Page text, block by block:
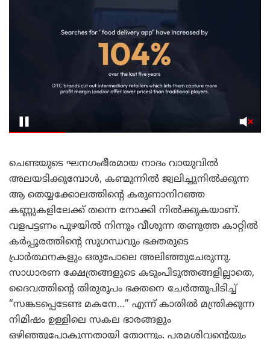
ചെണ്ടയുടെ ഘനഗംഭീരമായ നാദം വായുവിൽ
അലയടിക്കുമ്പോൾ, കണ്മുന്നിൽ ജ്വലിച്ചുനിൽക്കുന്ന
ആ തെയ്യക്കോലത്തിന്റെ കരുണാനിറഞ്ഞ
കണ്ണുകളിലേക്ക് തന്നെ നോക്കി നിൽക്കുകയാണ്.
വളപട്ടണം പുഴയിൽ നിന്നും വീശുന്ന തണുത്ത കാറ്റിൽ
കർപ്പൂരത്തിന്റെ സുഗന്ധവും ഭക്തരുടെ
പ്രാർത്ഥനകളും ഒരുപോലെ അലിഞ്ഞുചേരുന്നു.
സാധാരണ ക്ഷേത്രങ്ങളുടെ കടുംപിടുത്തങ്ങളില്ലാതെ,
ദൈവത്തിന്റെ തിരുരൂപം ഭക്തനെ ചേർത്തുപിടിച്ച്
“സങ്കടപ്പെടേണ്ട മകനേ…” എന്ന് കാതിൽ മന്ത്രിക്കുന്ന
നിമിഷം ഉള്ളിലെ സകല ഭാരങ്ങളും
ഒഴിഞ്ഞുപോകുന്നതായി തോന്നും. പരമശിവന്റെയും